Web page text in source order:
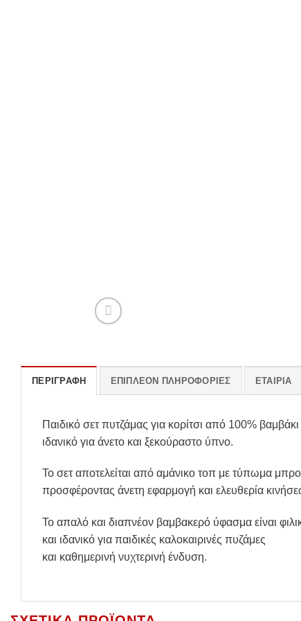
ΠΕΡΙΓΡΑΦΉ ΕΠΙΠΛΈΟΝ ΠΛΗΡΟΦΟΡΊΕΣ ΕΤΑΙΡΊΑ
Παιδικό σετ πυτζάμας για κορίτσι από 100% βαμβάκι
ιδανικό για άνετο και ξεκούραστο ύπνο.
Το σετ αποτελείται από αμάνικο τοπ με τύπωμα
προσφέροντας άνετη εφαρμογή και ελευθερία
Το απαλό και διαπνέον βαμβακερό ύφασμα είναι
και ιδανικό για παιδικές καλοκαιρινές πυζάμες
και καθημερινή νυχτερινή ένδυση.